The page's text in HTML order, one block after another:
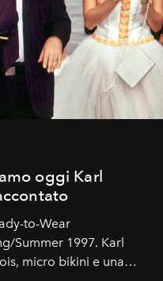
oggi Karl
to-Wear
Summer 1997. Karl
micro bikini e una